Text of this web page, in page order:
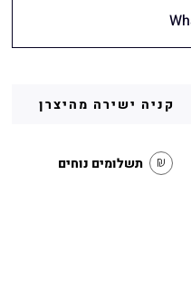
קניה ישירה מהיצרן
תשלומים נוחים